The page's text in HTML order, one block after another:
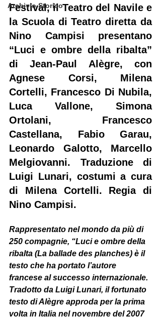
Archivio Storico
Festival, il Teatro del Navile e
la Scuola di Teatro diretta da
Nino Campisi presentano
“Luci e ombre della ribalta”
di Jean-Paul Alègre, con
Agnese Corsi, Milena
Cortelli, Francesco Di Nubila,
Luca Vallone, Simona
Ortolani, Francesco
Castellana, Fabio Garau,
Leonardo Galotto, Marcello
Melgiovanni. Traduzione di
Luigi Lunari, costumi a cura
di Milena Cortelli. Regia di
Nino Campisi.
Rappresentato nel mondo da più di
250 compagnie, “Luci e ombre della
ribalta (La ballade des planches) è il
testo che ha portato l’autore
francese al successo internazionale.
Tradotto da Luigi Lunari, il fortunato
testo di Alègre approda per la prima
volta in Italia nel novembre del 2007